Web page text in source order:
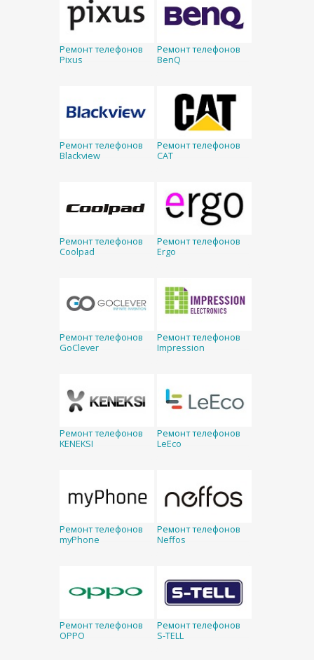
Ремонт телефонов
Pixus
Ремонт телефонов
BenQ
Ремонт телефонов
Blackview
Ремонт телефонов
CAT
Ремонт телефонов
Coolpad
Ремонт телефонов
Ergo
Ремонт телефонов
GoClever
Ремонт телефонов
Impression
Ремонт телефонов
KENEKSI
Ремонт телефонов
LeEco
Ремонт телефонов
myPhone
Ремонт телефонов
Neffos
Ремонт телефонов
OPPO
Ремонт телефонов
S-TELL